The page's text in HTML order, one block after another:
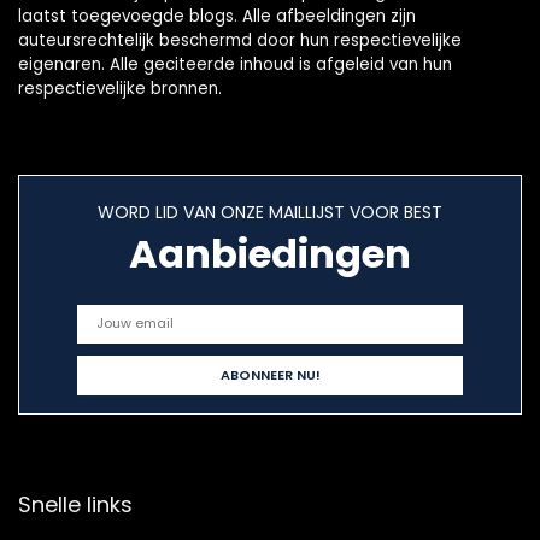
laatst toegevoegde blogs. Alle afbeeldingen zijn
auteursrechtelijk beschermd door hun respectievelijke
eigenaren. Alle geciteerde inhoud is afgeleid van hun
respectievelijke bronnen.
WORD LID VAN ONZE MAILLIJST VOOR BEST
Aanbiedingen
Snelle links